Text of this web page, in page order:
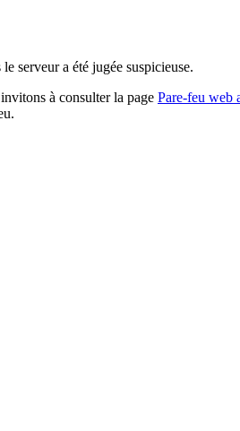
serveur a été jugée suspicieuse.
à consulter la page Pare-feu web